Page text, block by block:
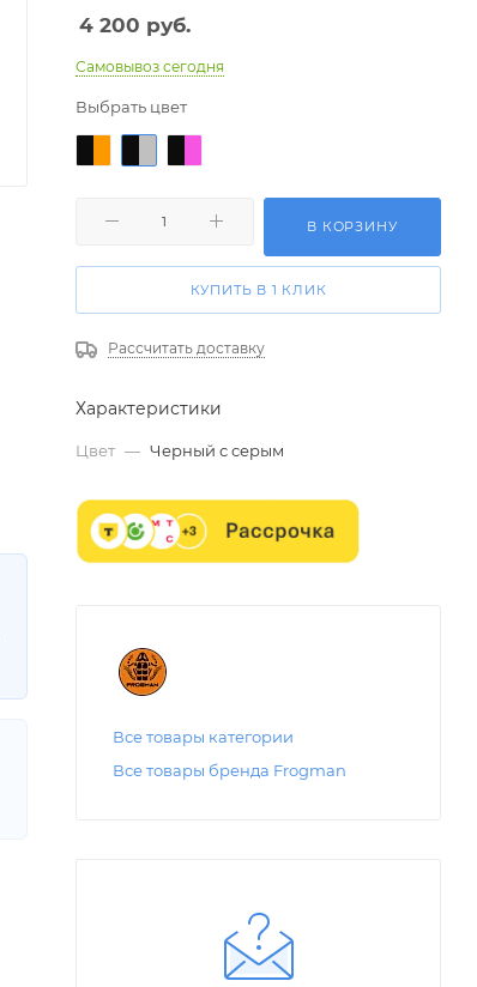
4 200 руб.
Самовывоз сегодня
Выбрать цвет
В КОРЗИНУ
КУПИТЬ В 1 КЛИК
Рассчитать доставку
Характеристики
Цвет — Черный с серым
Все товары категории
Все товары бренда Frogman